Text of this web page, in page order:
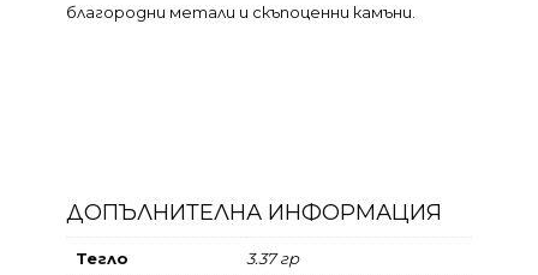
благородни метали и скъпоценни камъни.
ДОПЪЛНИТЕЛНА ИНФОРМАЦИЯ
Тегло 3.37 гр